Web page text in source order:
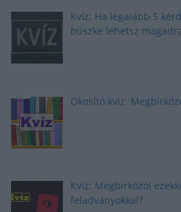
Kvíz: Ha legalább 5
büszke lehetsz
Okosító kvíz:
Kvíz: Megbirkózol
feladványokkal?